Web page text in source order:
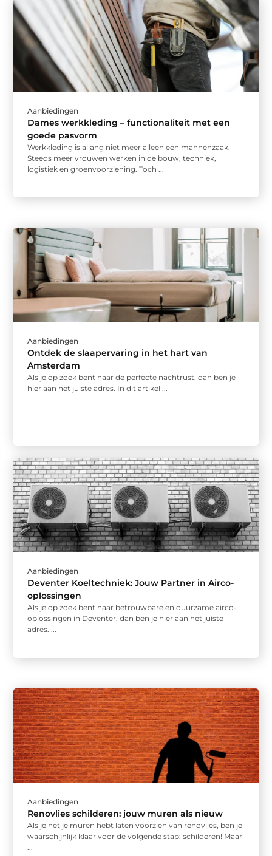
Aanbiedingen
Dames werkkleding – functionaliteit met een
goede pasvorm
Werkkleding is allang niet meer alleen een mannenzaak.
Steeds meer vrouwen werken in de bouw, techniek,
logistiek en groenvoorziening. Toch ...
Aanbiedingen
Ontdek de slaapervaring in het hart van
Amsterdam
Als je op zoek bent naar de perfecte nachtrust, dan ben je
hier aan het juiste adres. In dit artikel ...
Aanbiedingen
Deventer Koeltechniek: Jouw Partner in Airco-
oplossingen
Als je op zoek bent naar betrouwbare en duurzame airco-
oplossingen in Deventer, dan ben je hier aan het juiste
adres. ...
Aanbiedingen
Renovlies schilderen: jouw muren als nieuw
Als je net je muren hebt laten voorzien van renovlies, ben je
waarschijnlijk klaar voor de volgende stap: schilderen! Maar